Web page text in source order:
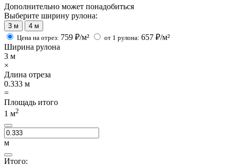
Дополнительно может понадобиться
Выберите ширину рулона:
3 м
4 м
Цена на отрез: 759 ₽/м² от 1 рулона: 657 ₽/м²
Ширина рулона
3 м
×
Длина отреза
0.333 м
=
Площадь итого
1 м2
м
Итого: